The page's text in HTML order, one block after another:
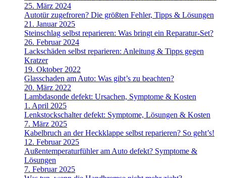
25. März 2024
Autotür zugefroren? Die größten Fehler, Tipps & Lösungen
21. Januar 2025
Steinschlag selbst reparieren: Was bringt ein Reparatur-Set?
26. Februar 2024
Lackschäden selbst reparieren: Anleitung & Tipps gegen
Kratzer
19. Oktober 2022
Glasschaden am Auto: Was gibt’s zu beachten?
20. März 2022
Lambdasonde defekt: Ursachen, Symptome & Kosten
1. April 2025
Lenkstockschalter defekt: Symptome, Lösungen & Kosten
7. März 2025
Kabelbruch an der Heckklappe selbst reparieren? So geht’s!
12. Februar 2025
Außentemperaturfühler am Auto defekt? Symptome &
Lösungen
7. Februar 2025